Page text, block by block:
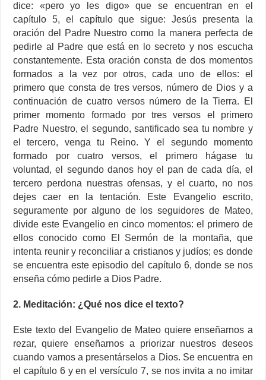
dice: «pero yo les digo» que se encuentran en el
capítulo 5, el capítulo que sigue: Jesús presenta la
oración del Padre Nuestro como la manera perfecta de
pedirle al Padre que está en lo secreto y nos escucha
constantemente. Esta oración consta de dos momentos
formados a la vez por otros, cada uno de ellos: el
primero que consta de tres versos, número de Dios y a
continuación de cuatro versos número de la Tierra. El
primer momento formado por tres versos el primero
Padre Nuestro, el segundo, santificado sea tu nombre y
el tercero, venga tu Reino. Y el segundo momento
formado por cuatro versos, el primero hágase tu
voluntad, el segundo danos hoy el pan de cada día, el
tercero perdona nuestras ofensas, y el cuarto, no nos
dejes caer en la tentación. Este Evangelio escrito,
seguramente por alguno de los seguidores de Mateo,
divide este Evangelio en cinco momentos: el primero de
ellos conocido como El Sermón de la montaña, que
intenta reunir y reconciliar a cristianos y judíos; es donde
se encuentra este episodio del capítulo 6, donde se nos
enseña cómo pedirle a Dios Padre.
2. Meditación: ¿Qué nos dice el texto?
Este texto del Evangelio de Mateo quiere enseñarnos a
rezar, quiere enseñarnos a priorizar nuestros deseos
cuando vamos a presentárselos a Dios. Se encuentra en
el capítulo 6 y en el versículo 7, se nos invita a no imitar